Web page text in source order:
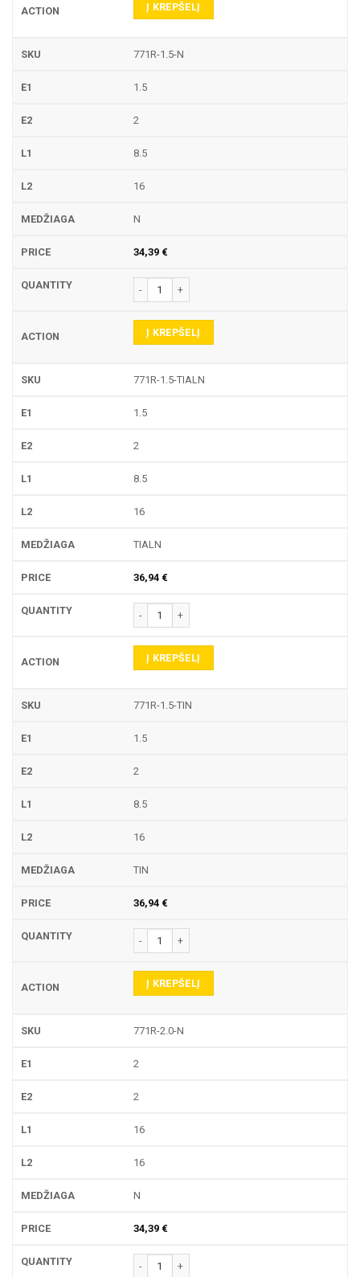
Į KREPŠELĮ
771R-1.5-N
1.5
2
8.5
16
N
34,39 €
produkto kiekis: 771R TEKINIMO PLOKŠTELĖ
Į KREPŠELĮ
771R-1.5-TIALN
1.5
2
8.5
16
TIALN
36,94 €
produkto kiekis: 771R TEKINIMO PLOKŠTELĖ
Į KREPŠELĮ
771R-1.5-TIN
1.5
2
8.5
16
TIN
36,94 €
produkto kiekis: 771R TEKINIMO PLOKŠTELĖ
Į KREPŠELĮ
771R-2.0-N
2
2
16
16
N
34,39 €
produkto kiekis: 771R TEKINIMO PLOKŠTELĖ